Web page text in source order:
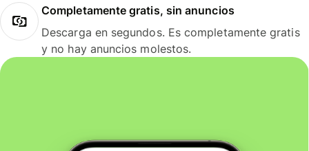
Completamente gratis, sin anuncios
Descarga en segundos. Es completamente gratis
y no hay anuncios molestos.